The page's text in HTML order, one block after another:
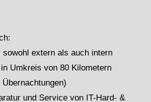
sowohl extern als auch intern
Umkreis von 80 Kilometern
und Service von IT-Hard- &